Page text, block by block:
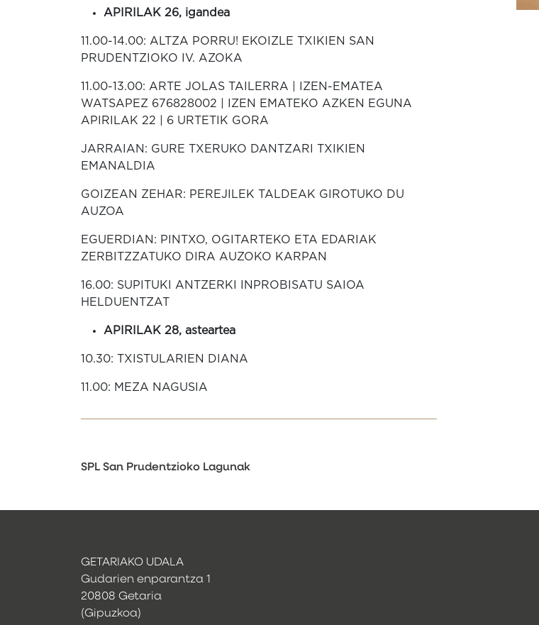
APIRILAK 26, igandea
11.00-14.00: ALTZA PORRU! EKOIZLE TXIKIEN SAN
PRUDENTZIOKO IV. AZOKA
11.00-13.00: ARTE JOLAS TAILERRA | IZEN-EMATEA
WATSAPEZ 676828002 | IZEN EMATEKO AZKEN EGUNA
APIRILAK 22 | 6 URTETIK GORA
JARRAIAN: GURE TXERUKO DANTZARI TXIKIEN
EMANALDIA
GOIZEAN ZEHAR: PEREJILEK TALDEAK GIROTUKO DU
AUZOA
EGUERDIAN: PINTXO, OGITARTEKO ETA EDARIAK
ZERBITZZATUKO DIRA AUZOKO KARPAN
16.00: SUPITUKI ANTZERKI INPROBISATU SAIOA
HELDUENTZAT
APIRILAK 28, asteartea
10.30: TXISTULARIEN DIANA
11.00: MEZA NAGUSIA
SPL San Prudentzioko Lagunak
GETARIAKO UDALA
Gudarien enparantza 1
20808 Getaria
(Gipuzkoa)